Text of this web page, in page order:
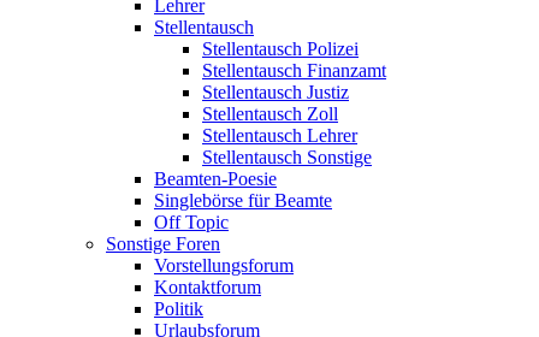
Lehrer
Stellentausch
Stellentausch Polizei
Stellentausch Finanzamt
Stellentausch Justiz
Stellentausch Zoll
Stellentausch Lehrer
Stellentausch Sonstige
Beamten-Poesie
Singlebörse für Beamte
Off Topic
Sonstige Foren
Vorstellungsforum
Kontaktforum
Politik
Urlaubsforum